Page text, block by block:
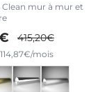
Clean mur à mur et
415,20€
mois